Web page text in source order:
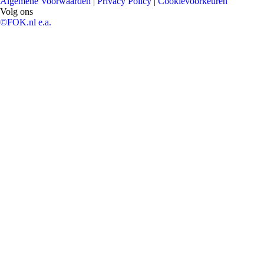
Volg ons
©FOK.nl e.a.